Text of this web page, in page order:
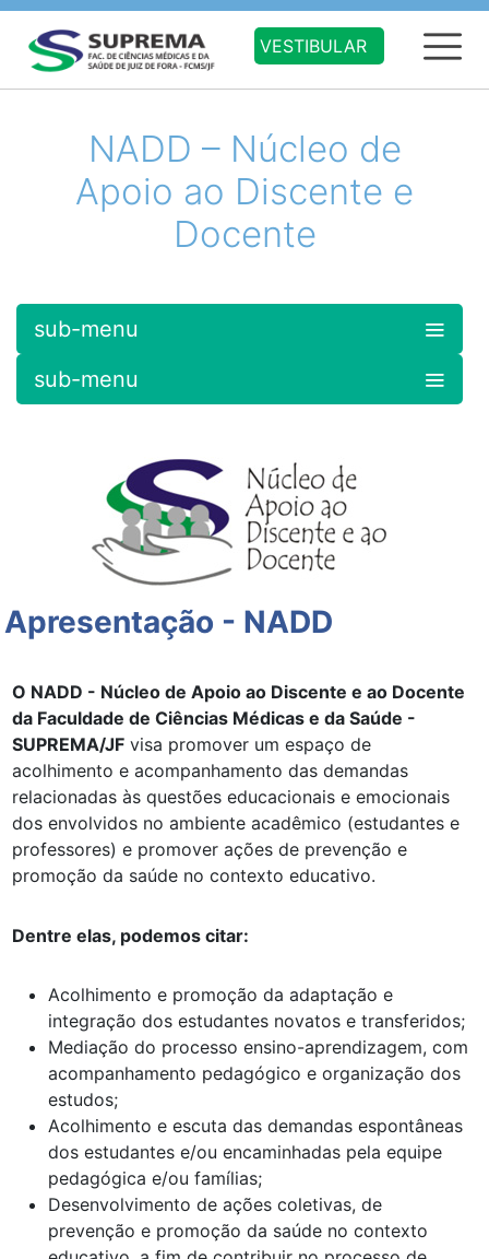
VESTIBULAR
NADD – Núcleo de
Apoio ao Discente e
Docente
sub-menu
sub-menu
Apresentação - NADD
O NADD - Núcleo de Apoio ao Discente e ao Docente
da Faculdade de Ciências Médicas e da Saúde -
SUPREMA/JF visa promover um espaço de
acolhimento e acompanhamento das demandas
relacionadas às questões educacionais e emocionais
dos envolvidos no ambiente acadêmico (estudantes e
professores) e promover ações de prevenção e
promoção da saúde no contexto educativo.
Dentre elas, podemos citar:
Acolhimento e promoção da adaptação e
integração dos estudantes novatos e transferidos;
Mediação do processo ensino-aprendizagem, com
acompanhamento pedagógico e organização dos
estudos;
Acolhimento e escuta das demandas espontâneas
dos estudantes e/ou encaminhadas pela equipe
pedagógica e/ou famílias;
Desenvolvimento de ações coletivas, de
prevenção e promoção da saúde no contexto